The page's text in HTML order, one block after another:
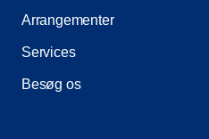
Arrangementer
Services
Besøg os